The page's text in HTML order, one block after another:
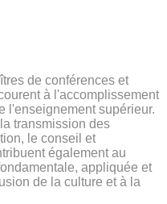
de conférences et
à l'accomplissement
l'enseignement supérieur.
transmission des
le conseil et
également au
appliquée et
de la culture et à la